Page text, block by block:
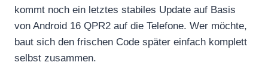
kommt noch ein letztes stabiles Update auf Basis
von Android 16 QPR2 auf die Telefone. Wer möchte,
baut sich den frischen Code später einfach komplett
selbst zusammen.